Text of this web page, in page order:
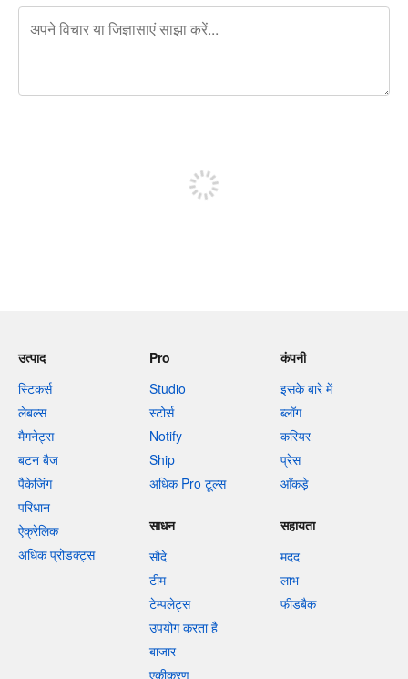
उत्पाद
स्टिकर्स
लेबल्स
मैगनेट्स
बटन बैज
पैकेजिंग
परिधान
ऐक्रेलिक
अधिक प्रोडक्ट्स
Pro
Studio
स्टोर्स
Notify
Ship
अधिक Pro टूल्स
कंपनी
इसके बारे में
ब्लॉग
करियर
प्रेस
आँकड़े
साधन
सौदे
टीम
टेम्पलेट्स
उपयोग करता है
बाजार
एकीकरण
सहायता
मदद
लाभ
फीडबैक